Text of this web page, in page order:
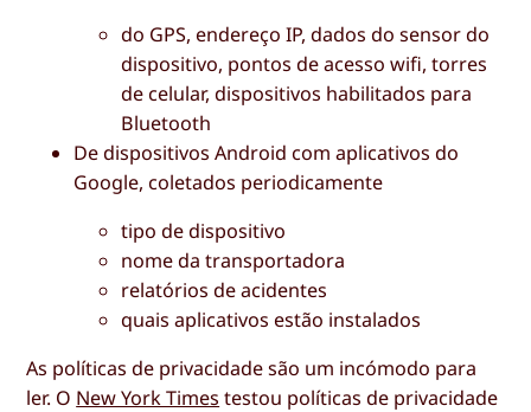
do GPS, endereço IP, dados do sensor do
dispositivo, pontos de acesso wifi, torres
de celular, dispositivos habilitados para
Bluetooth
De dispositivos Android com aplicativos do
Google, coletados periodicamente
tipo de dispositivo
nome da transportadora
relatórios de acidentes
quais aplicativos estão instalados
As políticas de privacidade são um incómodo para
ler. O New York Times testou políticas de privacidade